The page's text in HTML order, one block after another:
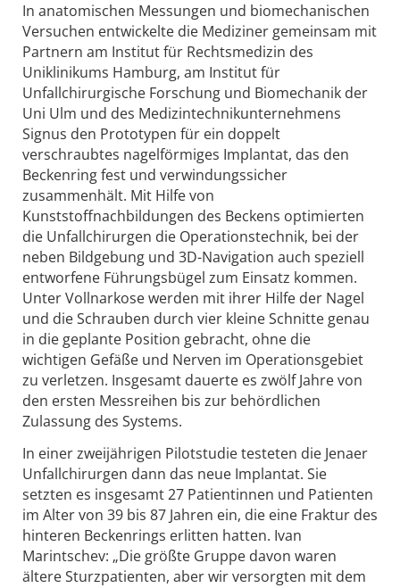
In anatomischen Messungen und biomechanischen
Versuchen entwickelte die Mediziner gemeinsam mit
Partnern am Institut für Rechtsmedizin des
Uniklinikums Hamburg, am Institut für
Unfallchirurgische Forschung und Biomechanik der
Uni Ulm und des Medizintechnikunternehmens
Signus den Prototypen für ein doppelt
verschraubtes nagelförmiges Implantat, das den
Beckenring fest und verwindungssicher
zusammenhält. Mit Hilfe von
Kunststoffnachbildungen des Beckens optimierten
die Unfallchirurgen die Operationstechnik, bei der
neben Bildgebung und 3D-Navigation auch speziell
entworfene Führungsbügel zum Einsatz kommen.
Unter Vollnarkose werden mit ihrer Hilfe der Nagel
und die Schrauben durch vier kleine Schnitte genau
in die geplante Position gebracht, ohne die
wichtigen Gefäße und Nerven im Operationsgebiet
zu verletzen. Insgesamt dauerte es zwölf Jahre von
den ersten Messreihen bis zur behördlichen
Zulassung des Systems.
In einer zweijährigen Pilotstudie testeten die Jenaer
Unfallchirurgen dann das neue Implantat. Sie
setzten es insgesamt 27 Patientinnen und Patienten
im Alter von 39 bis 87 Jahren ein, die eine Fraktur des
hinteren Beckenrings erlitten hatten. Ivan
Marintschev: „Die größte Gruppe davon waren
ältere Sturzpatienten, aber wir versorgten mit dem